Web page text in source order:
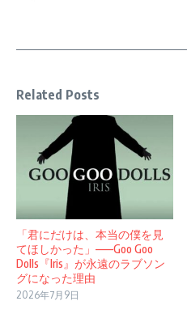
Related Posts
「君にだけは、本当の僕を見
てほしかった」——Goo Goo
Dolls『Iris』が永遠のラブソン
グになった理由
2026年7月9日